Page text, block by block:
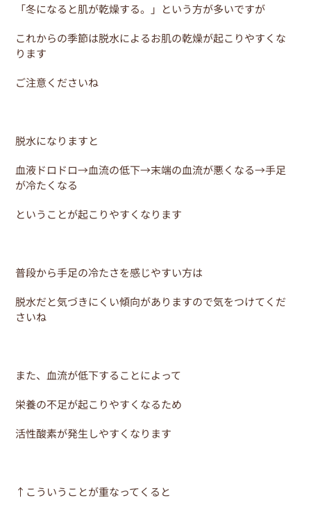
「冬になると肌が乾燥する。」という方が多いですが
これからの季節は脱水によるお肌の乾燥が起こりやすくな
ります
ご注意くださいね
脱水になりますと
血液ドロドロ→血流の低下→末端の血流が悪くなる→手足
が冷たくなる
ということが起こりやすくなります
普段から手足の冷たさを感じやすい方は
脱水だと気づきにくい傾向がありますので気をつけてくだ
さいね
また、血流が低下することによって
栄養の不足が起こりやすくなるため
活性酸素が発生しやすくなります
↑こういうことが重なってくると